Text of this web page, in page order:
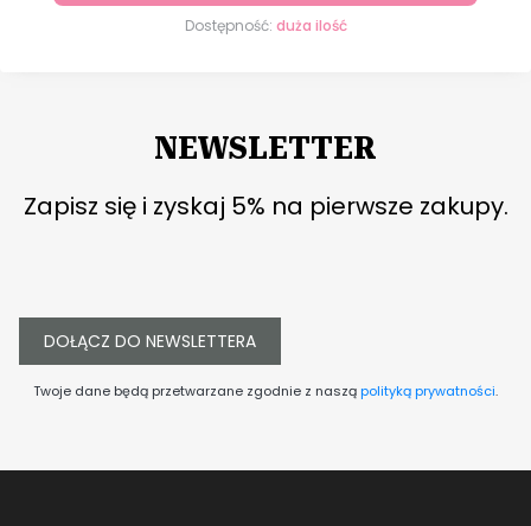
Dostępność: duża ilość
NEWSLETTER
Zapisz się i zyskaj 5% na pierwsze zakupy.
DOŁĄCZ DO NEWSLETTERA
Twoje dane będą przetwarzane zgodnie z nasząpolityką prywatności.